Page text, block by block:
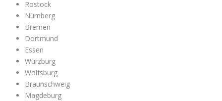
Rostock
Nürnberg
Bremen
Dortmund
Essen
Würzburg
Wolfsburg
Braunschweig
Magdeburg